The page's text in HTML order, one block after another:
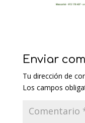
Enviar
Tu dirección de
Los campos